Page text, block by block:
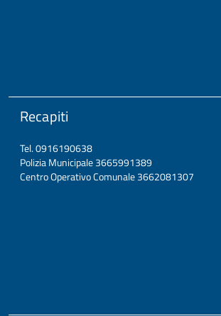
Recapiti
Tel. 0916190638
Polizia Municipale 3665991389
Centro Operativo Comunale 3662081307